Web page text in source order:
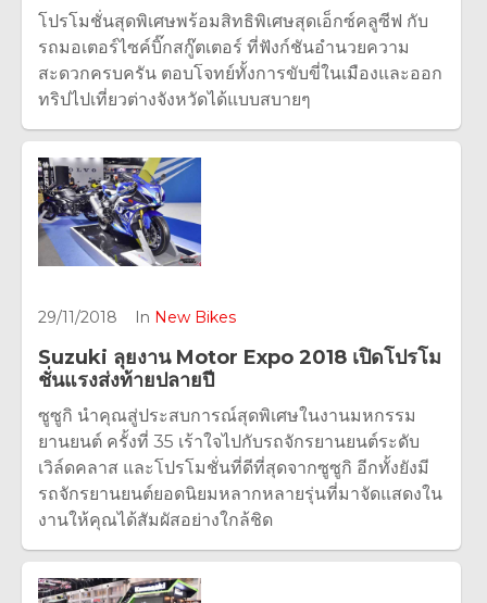
โปรโมชั่นสุดพิเศษพร้อมสิทธิพิเศษสุดเอ็กซ์คลูซีฟ กับ
รถมอเตอร์ไซค์บิ๊กสกู๊ตเตอร์ ที่ฟังก์ชันอำนวยความ
สะดวกครบครัน ตอบโจทย์ทั้งการขับขี่ในเมืองและออก
ทริปไปเที่ยวต่างจังหวัดได้แบบสบายๆ
29/11/2018 In New Bikes
Suzuki ลุยงาน Motor Expo 2018 เปิดโปรโม
ชั่นแรงส่งท้ายปลายปี
ซูซูกิ นำคุณสู่ประสบการณ์สุดพิเศษในงานมหกรรม
ยานยนต์ ครั้งที่ 35 เร้าใจไปกับรถจักรยานยนต์ระดับ
เวิล์ดคลาส และโปรโมชั่นที่ดีที่สุดจากซูซูกิ อีกทั้งยังมี
รถจักรยานยนต์ยอดนิยมหลากหลายรุ่นที่มาจัดแสดงใน
งานให้คุณได้สัมผัสอย่างใกล้ชิด